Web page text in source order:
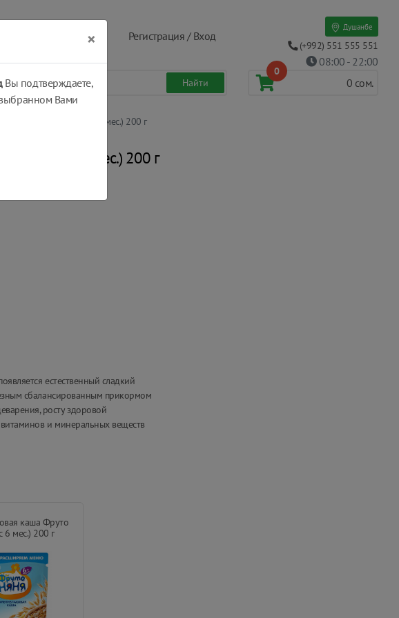
Регистрация / Вход
Душанбе
(+992) 551 555 551
08:00 - 22:00
0
0 сом.
Nestle® молочная (с 4 мес.) 200 г
(с 4 мес.) 200 г
естественный сладкий
сбалансированным прикормом
росту здоровой
и минеральных веществ
каша Фруто
6 мес.) 200 г
×
Вы подтверждаете,
выбранном Вами